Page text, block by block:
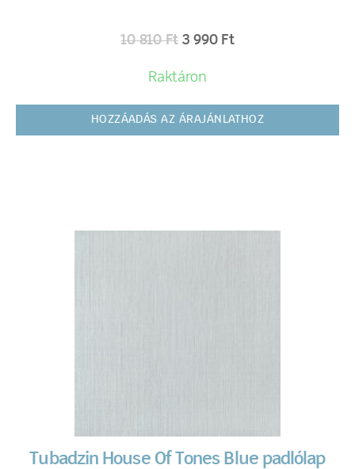
10 810Ft 3 990 Ft
Raktáron
HOZZÁADÁS AZ ÁRAJÁNLATHOZ
Tubadzin House Of Tones Blue padlólap